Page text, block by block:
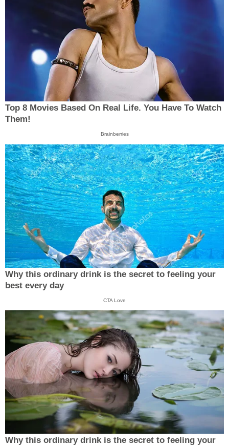
Top 8 Movies Based On Real Life. You Have To Watch
Them!
Brainberries
Why this ordinary drink is the secret to feeling your
best every day
CTA Love
Why this ordinary drink is the secret to feeling your